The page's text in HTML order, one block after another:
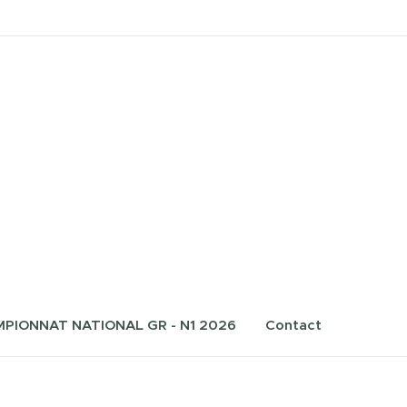
NATIONAL GR - N1 2026 Contact